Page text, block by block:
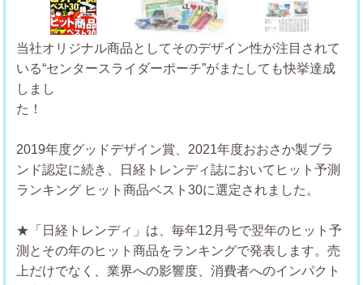
当社オリジナル商品としてそのデザイン性が注目されて
いる“センタースライダーポーチ”がまたしても快挙達成
しまし
た
2019年度グッドデザイン賞、2021年度おおさか製ブラ
ンド認定に続き、日経トレンディ誌においてヒット予測
ランキング ヒット商品ベスト30に選定されました。
★「日経トレンディ」は、毎年12月号で翌年のヒット予
測とその年のヒット商品をランキングで発表します。売
上だけでなく、業界への影響度、消費者へのインパクト